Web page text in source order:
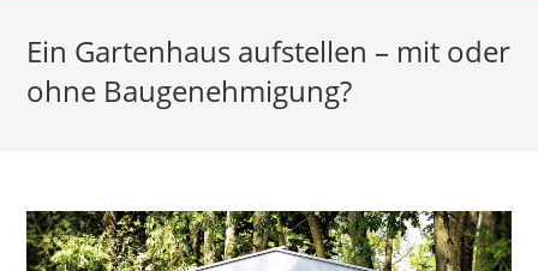
Ein Gartenhaus aufstellen – mit oder
ohne Baugenehmigung?